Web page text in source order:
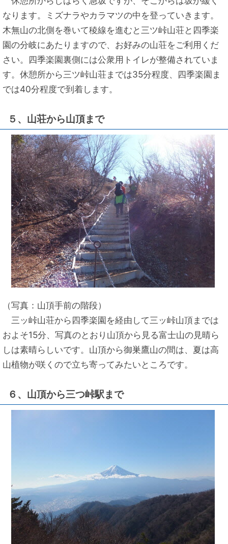
なります。ミズナラやカラマツの中を登っていきます。
木無山の北側を巻いて稜線を進むと三ツ峠山荘と四季楽
園の分岐にあたりますので、お好みの山荘をご利用くだ
さい。四季楽園裏側には公衆用トイレが整備されていま
す。休憩所から三ツ峠山荘までは35分程度、四季楽園ま
では40分程度で到着します。
５、山荘から山頂まで
（写真：山頂手前の階段）
三ッ峠山荘から四季楽園を経由して三ッ峠山頂までは
およそ15分、写真のとおり山頂から見る富士山の見晴ら
しは素晴らしいです。山頂から御巣鷹山の間は、夏は高
山植物が咲くので立ち寄ってみたいところです。
６、山頂から三つ峠駅まで